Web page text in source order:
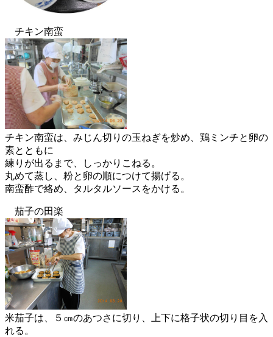
チキン南蛮
チキン南蛮は、みじん切りの玉ねぎを炒め、鶏ミンチと卵の
素とともに
練りが出るまで、しっかりこねる。
丸めて蒸し、粉と卵の順につけて揚げる。
南蛮酢で絡め、タルタルソースをかける。
茄子の田楽
米茄子は、５㎝のあつさに切り、上下に格子状の切り目を入
れる。